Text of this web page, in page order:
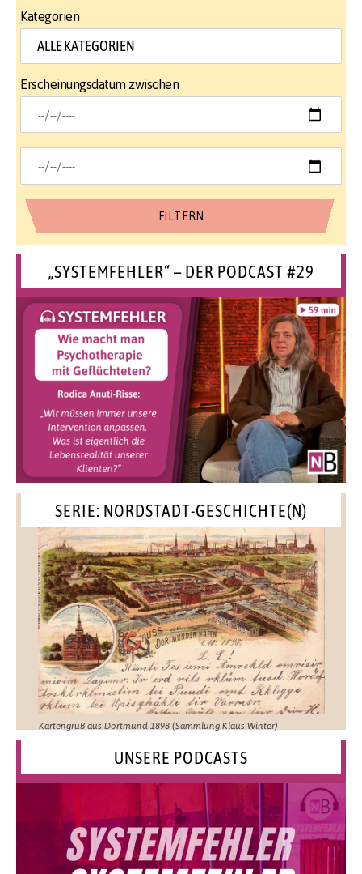
Kategorien
Erscheinungsdatum zwischen
„SYSTEMFEHLER“ – DER PODCAST #29
SERIE: NORDSTADT-GESCHICHTE(N)
Kartengruß aus Dortmund 1898 (Sammlung Klaus Winter)
UNSERE PODCASTS